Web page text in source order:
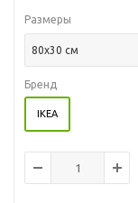
Размеры
80x30 см
Бренд
IKEA